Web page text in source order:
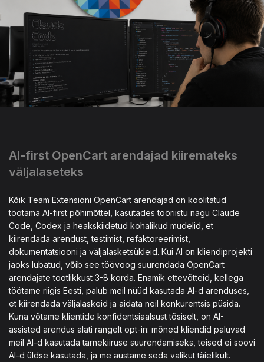
AI-first OpenCart arendajad kiiremateks
väljalaseteks
Kõik Team Extensioni OpenCart arendajad on koolitatud
töötama AI-first põhimõttel, kasutades tööriistu nagu Claude
Code, Codex ja heakskiidetud kohalikud mudelid, et
kiirendada arendust, testimist, refaktoreerimist,
dokumentatsiooni ja väljalasketsükleid. Kui AI on kliendiprojekti
jaoks lubatud, võib see töövoog suurendada OpenCart
arendajate tootlikkust 3-8 korda. Enamik ettevõtteid, kellega
töötame riigis Eesti, palub meil nüüd kasutada AI-d arenduses,
et kiirendada väljalaskeid ja aidata neil konkurentsis püsida.
Kuna võtame klientide konfidentsiaalsust tõsiselt, on AI-
assisted arendus alati rangelt opt-in: mõned kliendid paluvad
meil AI-d kasutada tarnekiiruse suurendamiseks, teised ei soovi
AI-d üldse kasutada, ja me austame seda valikut täielikult.